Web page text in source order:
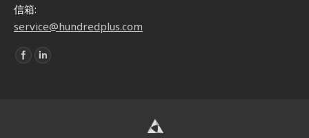
信箱:
service@hundredplus.com
Find us on: